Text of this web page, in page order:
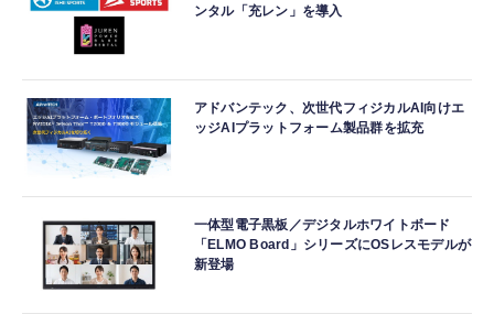
ンタル「充レン」を導入
アドバンテック、次世代フィジカルAI向けエ
ッジAIプラットフォーム製品群を拡充
一体型電子黒板／デジタルホワイトボード
「ELMO Board」シリーズにOSレスモデルが
新登場